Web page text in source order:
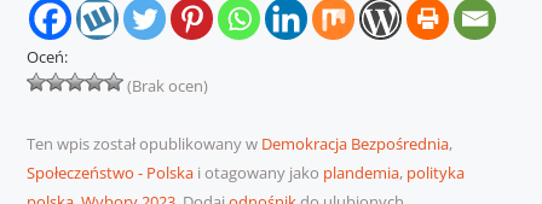
Oceń:
(Brak ocen)
Ten wpis został opublikowany w Demokracja Bezpośrednia,
Społeczeństwo - Polskai otagowany jako plandemia, polityka